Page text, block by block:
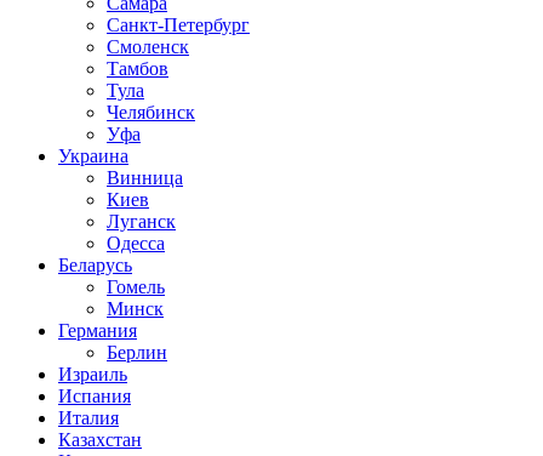
Санкт-Петербург
Смоленск
Тамбов
Тула
Челябинск
Уфа
Украина
Винница
Киев
Луганск
Одесса
Беларусь
Гомель
Минск
Германия
Берлин
Израиль
Испания
Италия
Казахстан